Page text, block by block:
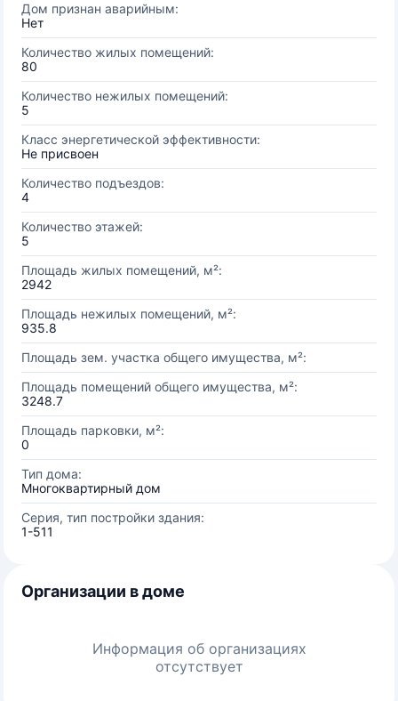
Дом признан аварийным:
Нет
Количество жилых помещений:
80
Количество нежилых помещений:
5
Класс энергетической эффективности:
Не присвоен
Количество подъездов:
4
Количество этажей:
5
Площадь жилых помещений, м²:
2942
Площадь нежилых помещений, м²:
935.8
Площадь зем. участка общего имущества, м²:
Площадь помещений общего имущества, м²:
3248.7
Площадь парковки, м²:
0
Тип дома:
Многоквартирный дом
Серия, тип постройки здания:
1-511
Организации в доме
Информация об организациях
отсутствует